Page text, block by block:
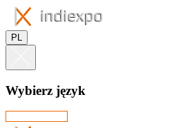
PL
Wybierz język